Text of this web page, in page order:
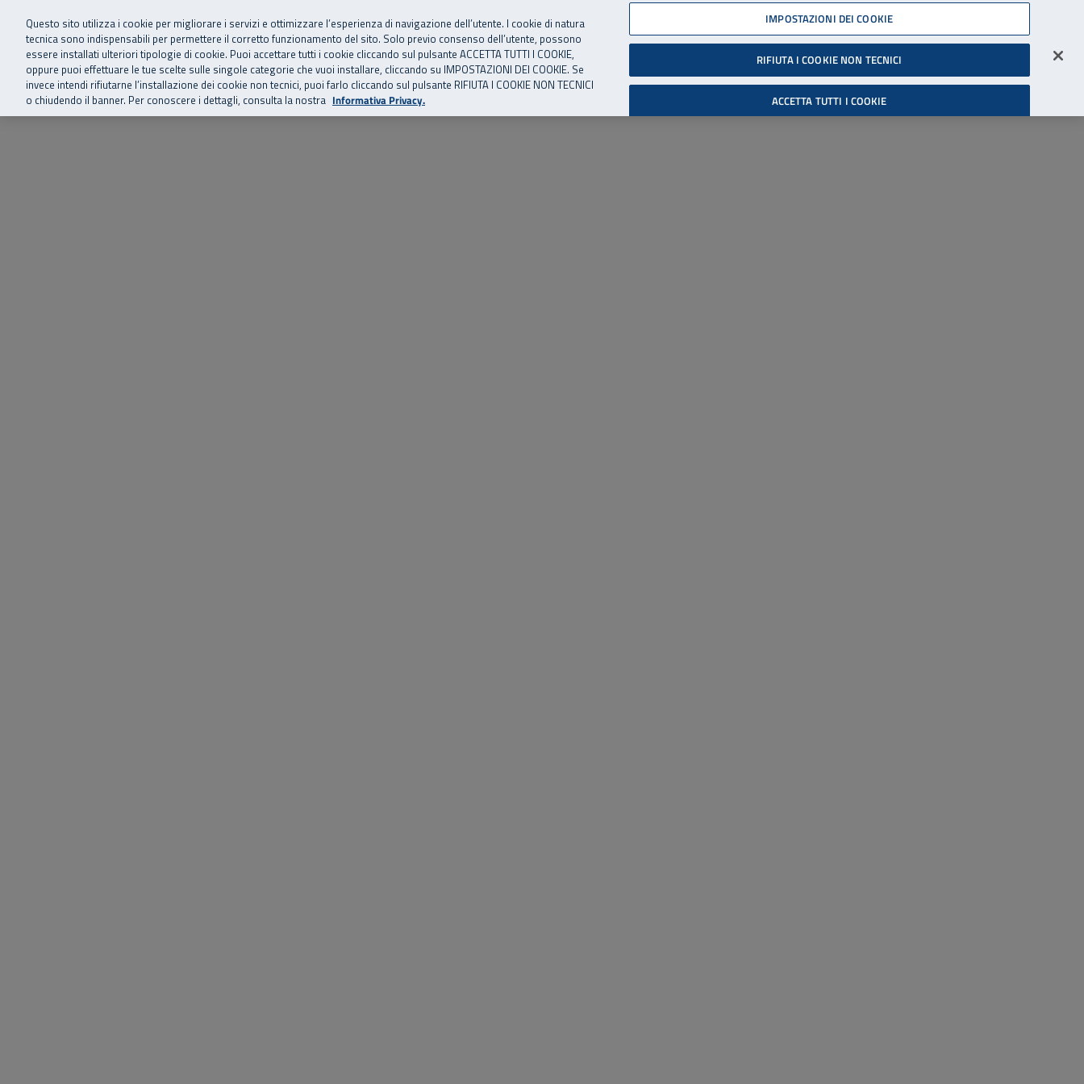
Vai al menu principale
Vai al contenuto principale
Vai al Footer 06 45539607
SuperAbile - il Contact Center Inail per il mondo della disabilità
Home Chi siamo Storie, news ed eventi Risorse utili Supporto Accessibilità
Cerca
Accedi all'area riservata
Questo sito utilizza i cookie per migliorare i servizi e ottimizzare l’esperienza di navigazione dell’utente. I cookie di natura
tecnica sono indispensabili per permettere il corretto funzionamento del sito. Solo previo consenso dell’utente, possono
essere installati ulteriori tipologie di cookie. Puoi accettare tutti i cookie cliccando sul pulsante ACCETTA TUTTI I COOKIE,
oppure puoi effettuare le tue scelte sulle singole categorie che vuoi installare, cliccando su IMPOSTAZIONI DEI COOKIE. Se
invece intendi rifiutarne l’installazione dei cookie non tecnici, puoi farlo cliccando sul pulsante RIFIUTA I COOKIE NON TECNICI
o chiudendo il banner. Per conoscere i dettagli, consulta la nostra Informativa Privacy.
IMPOSTAZIONI DEI COOKIE
RIFIUTA I COOKIE NON TECNICI
ACCETTA TUTTI I COOKIE